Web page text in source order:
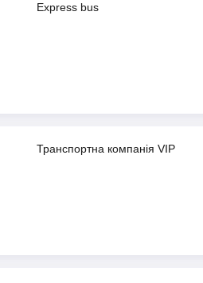
Express bus
Транспортна компанiя VIP